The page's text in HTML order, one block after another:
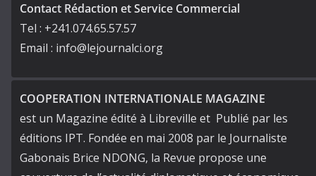
Contact Rédaction et Service Commercial
Tel : +241.074.65.57.57
Email : info@lejournalci.org
COOPERATION INTERNATIONALE MAGAZINE
est un Magazine édité à Libreville et Publié par les
éditions IPT. Fondée en mai 2008 par le Journaliste
Gabonais Brice NDONG, la Revue propose une